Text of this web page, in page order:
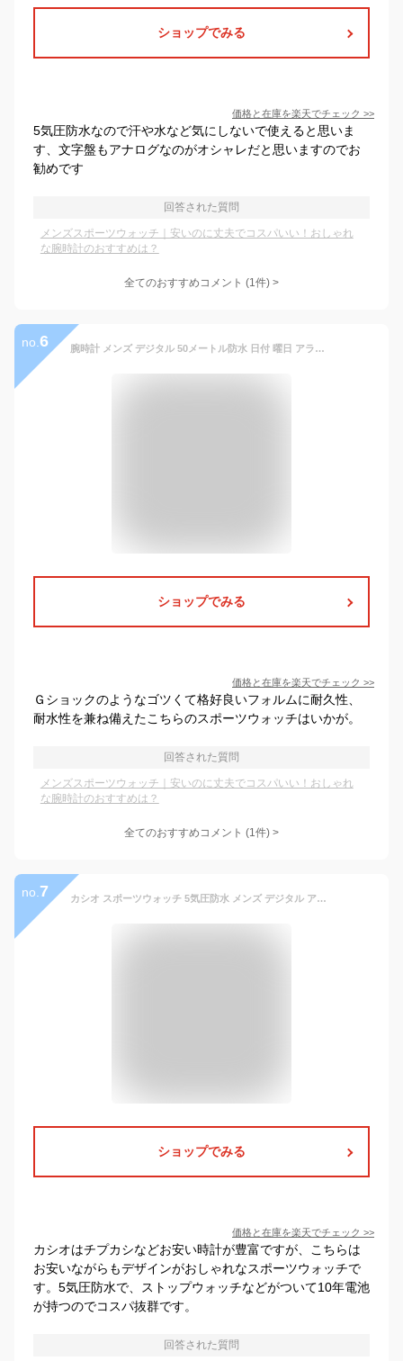
ショップでみる
価格と在庫を楽天でチェック >>
5気圧防水なので汗や水など気にしないで使えると思いま
す、文字盤もアナログなのがオシャレだと思いますのでお
勧めです
回答された質問
メンズスポーツウォッチ｜安いのに丈夫でコスパいい！おしゃれ
な腕時計のおすすめは？
全てのおすすめコメント (1件) >
no. 6 腕時計 メンズ デジタル 50メートル防水 日付 曜日 アラーム LED表示 多機能付き 防水腕時計 スポーツウォッチ おしゃれ アウトドア デジタル腕時計 取扱説明書付き( 11-グリーン-ブラック)
ショップでみる
価格と在庫を楽天でチェック >>
Ｇショックのようなゴツくて格好良いフォルムに耐久性、
耐水性を兼ね備えたこちらのスポーツウォッチはいかが。
回答された質問
メンズスポーツウォッチ｜安いのに丈夫でコスパいい！おしゃれ
な腕時計のおすすめは？
全てのおすすめコメント (1件) >
no. 7 カシオ スポーツウォッチ 5気圧防水 メンズ デジタル アナログ 腕時計 文字盤 見やすい 液晶表示 (SD8OC41) ワールドタイム ストップウォッチ カウントダウンタイマー 10年電池 LED ライト付き ランニングウォッチ カシオ マラソン ランニング 時計 アウトドアウォッチ
ショップでみる
価格と在庫を楽天でチェック >>
カシオはチプカシなどお安い時計が豊富ですが、こちらは
お安いながらもデザインがおしゃれなスポーツウォッチで
す。5気圧防水で、ストップウォッチなどがついて10年電池
が持つのでコスパ抜群です。
回答された質問